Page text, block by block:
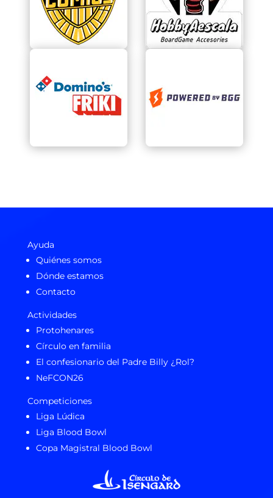
Ayuda
Quiénes somos
Dónde estamos
Contacto
Actividades
Protohenares
Círculo en familia
El confesionario del Padre Billy ¿Rol?
NeFCON26
Competiciones
Liga Lúdica
Liga Blood Bowl
Copa Magistral Blood Bowl